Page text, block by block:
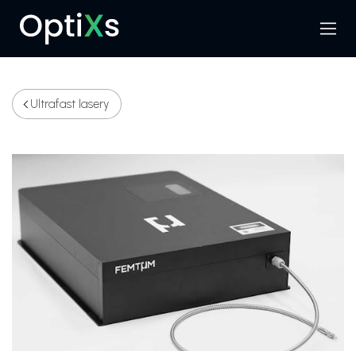
Hledat
Menu
Ultrafast lasery